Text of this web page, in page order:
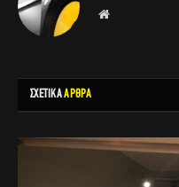
Website
ΣΧΕΤΙΚΑΑΡΘΡΑ